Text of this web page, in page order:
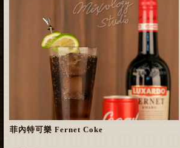
菲內特可樂 Fernet Coke